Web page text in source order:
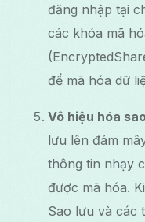
đăng nhập tại
các khóa mã
để mã hóa dữ
Vô hiệu hóa
lưu lên đám
thông tin nhạy
được mã hóa.
Sao lưu và các